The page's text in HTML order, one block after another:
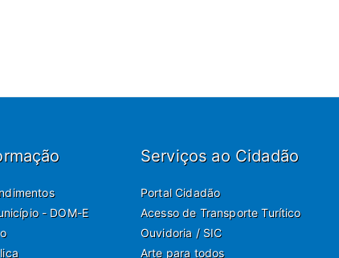
- DOM-E
Serviços ao Cidadão
Portal Cidadão
Acesso de Transporte Turítico
Ouvidoria / SIC
Arte para todos